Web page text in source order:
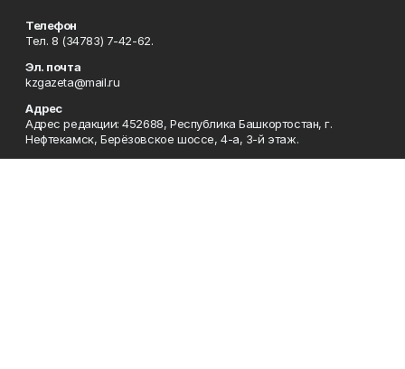
Телефон
Тел. 8 (34783) 7-42-62.
Эл. почта
kzgazeta@mail.ru
Адрес
Адрес редакции: 452688, Республика Башкортостан, г.
Нефтекамск, Берёзовское шоссе, 4-а, 3-й этаж.